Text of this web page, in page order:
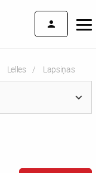
Lelles Current:
Lapsiņas